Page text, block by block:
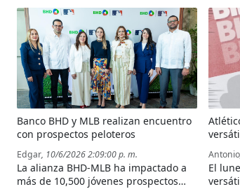
Deportes
Banco BHD y MLB realizan encuentro
con prospectos peloteros
Edgar, 10/6/2026 2:09:00 p. m.
La alianza BHD-MLB ha impactado a
más de 10,500 jóvenes prospectos
Antonio
El